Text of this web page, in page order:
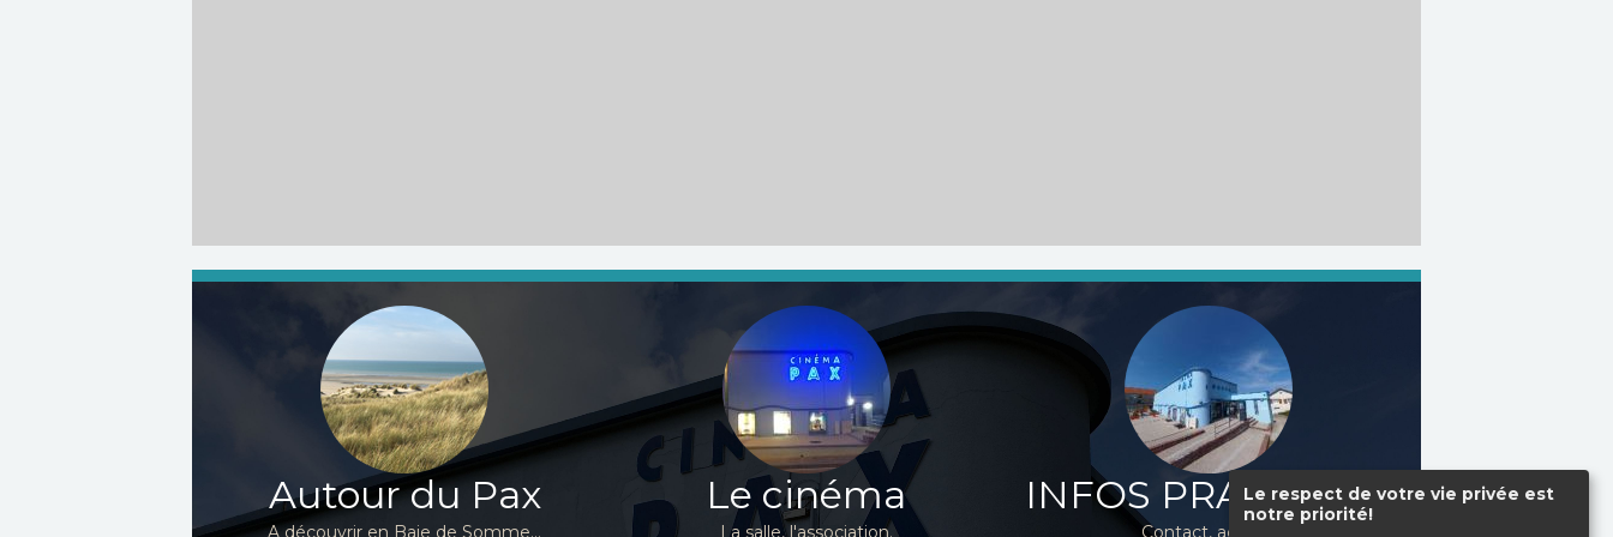
Le respect de votre vie privée est
notre priorité!
Autour du Pax
A découvrir en Baie de Somme...
Le cinéma
La salle, l'association.
INFOS PRATIQUES
Contact, accès...